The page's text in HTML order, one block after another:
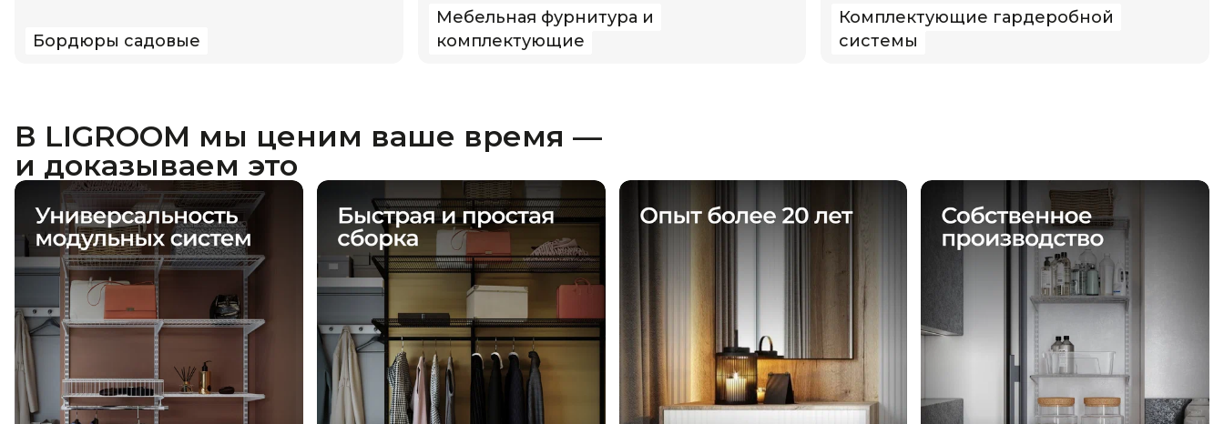
Бордюры садовые
Мебельная фурнитура и
комплектующие
Комплектующие гардеробной
системы
В LIGROOM мы ценим ваше время —
и доказываем это